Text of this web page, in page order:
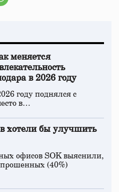
меняется
в 2026 году
году поднялся с
в…
хотели бы улучшить
офисов SOK выяснили,
(40%)